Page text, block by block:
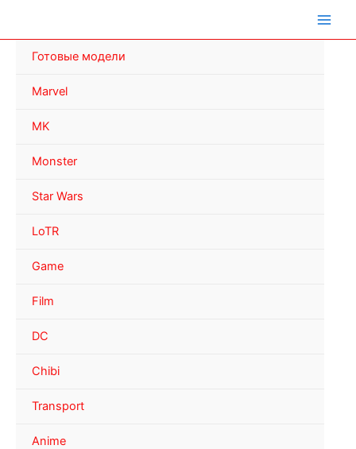
Готовые модели
Marvel
MK
Monster
Star Wars
LoTR
Game
Film
DC
Chibi
Transport
Anime